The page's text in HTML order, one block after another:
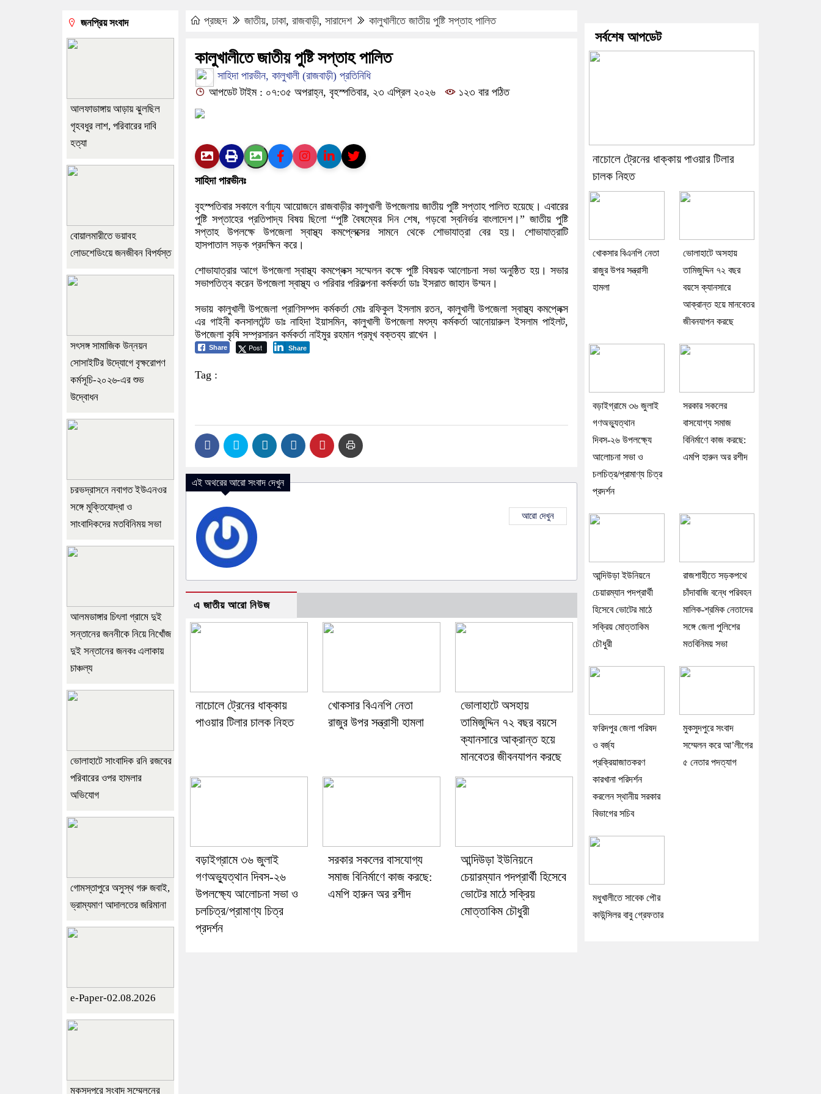
প্রচ্ছদ জাতীয়, ঢাকা, রাজবাড়ী, সারাদেশ কালুখালীতে জাতীয় পুষ্টি সপ্তাহ পালিত
কালুখালীতে জাতীয় পুষ্টি সপ্তাহ পালিত
সাহিদা পারভীন, কালুখালী (রাজবাড়ী) প্রতিনিধি
আপডেট টাইম : ০৭:৩৫ অপরাহ্ন, বৃহস্পতিবার, ২৩ এপ্রিল ২০২৬
১২৩ বার পঠিত
সাহিদা পারভীনঃ
বৃহস্পতিবার সকালে বর্ণাঢ্য আয়োজনে রাজবাড়ীর কালুখালী উপজেলায় জাতীয় পুষ্টি সপ্তাহ পালিত হয়েছে। এবারের
পুষ্টি সপ্তাহের প্রতিপাদ্য বিষয় ছিলো “পুষ্টি বৈষম্যের দিন শেষ, গড়বো স্বনির্ভর বাংলাদেশ।” জাতীয় পুষ্টি
সপ্তাহ উপলক্ষে উপজেলা স্বাস্থ্য কমপ্লেক্সের সামনে থেকে শোভাযাত্রা বের হয়। শোভাযাত্রাটি
হাসপাতাল সড়ক প্রদক্ষিন করে।
শোভাযাত্রার আগে উপজেলা স্বাস্থ্য কমপ্লেক্স সম্মেলন কক্ষে পুষ্টি বিষয়ক আলোচনা সভা অনুষ্ঠিত হয়। সভার
সভাপতিত্ব করেন উপজেলা স্বাস্থ্য ও পরিবার পরিকল্পনা কর্মকর্তা ডাঃ ইসরাত জাহান উম্মন।
সভায় কালুখালী উপজেলা প্রাণিসম্পদ কর্মকর্তা মোঃ রফিকুল ইসলাম রতন, কালুখালী উপজেলা স্বাস্থ্য কমপ্লেক্স
এর গাইনী কনসালটেন্ট ডাঃ নাহিদা ইয়াসমিন, কালুখালী উপজেলা মৎস্য কর্মকর্তা আনোয়ারুল ইসলাম পাইলট,
উপজেলা কৃষি সম্প্রসারন কর্মকর্তা নাইমুর রহমান প্রমূখ বক্তব্য রাখেন ।
Share Post Share
Tag :
এই অথরের আরো সংবাদ দেখুন
আরো দেখুন
এ জাতীয় আরো নিউজ
নাচোলে ট্রেনের ধাক্কায়
পাওয়ার টিলার চালক নিহত
খোকসার বিএনপি নেতা
রাজুর উপর সন্ত্রাসী হামলা
ভোলাহাটে অসহায়
তামিজুদ্দিন ৭২ বছর বয়সে
ক্যানসারে আক্রান্ত হয়ে
মানবেতর জীবনযাপন করছে
বড়াইগ্রামে ৩৬ জুলাই
গণঅভ্যুত্থান দিবস-২৬
উপলক্ষ্যে আলোচনা সভা ও
চলচিত্র/প্রামাণ্য চিত্র
প্রদর্শন
সরকার সকলের বাসযোগ্য
সমাজ বিনির্মাণে কাজ করছে:
এমপি হারুন অর রশীদ
আন্দিউড়া ইউনিয়নে
চেয়ারম্যান পদপ্রার্থী হিসেবে
ভোটের মাঠে সক্রিয়
মোত্তাকিম চৌধুরী
জনপ্রিয় সংবাদ
আলফাডাঙ্গায় আড়ায় ঝুলছিল
গৃহবধুর লাশ, পরিবারের দাবি
হত্যা
বোয়ালমারীতে ভয়াবহ
লোডশেডিংয়ে জনজীবন বিপর্যস্ত
সৎসঙ্গ সামাজিক উন্নয়ন
সোসাইটির উদ্যোগে বৃক্ষরোপণ
কর্মসূচি-২০২৬-এর শুভ
উদ্বোধন
চরভদ্রাসনে নবাগত ইউএনওর
সঙ্গে মুক্তিযোদ্ধা ও
সাংবাদিকদের মতবিনিময় সভা
আলমডাঙ্গার চিৎলা গ্রামে দুই
সন্তানের জননীকে নিয়ে নিখোঁজ
দুই সন্তানের জনকঃ এলাকায়
চাঞ্চল্য
ভোলাহাটে সাংবাদিক রনি রজবের
পরিবারের ওপর হামলার
অভিযোগ
গোমস্তাপুরে অসুস্থ গরু জবাই,
ভ্রাম্যমাণ আদালতের জরিমানা
e-Paper-02.08.2026
মুকসুদপুরে সংবাদ সম্মেলনের
সর্বশেষ আপডেট
নাচোলে ট্রেনের ধাক্কায় পাওয়ার টিলার
চালক নিহত
খোকসার বিএনপি নেতা
রাজুর উপর সন্ত্রাসী
হামলা
ভোলাহাটে অসহায়
তামিজুদ্দিন ৭২ বছর
বয়সে ক্যানসারে
আক্রান্ত হয়ে মানবেতর
জীবনযাপন করছে
বড়াইগ্রামে ৩৬ জুলাই
গণঅভ্যুত্থান
দিবস-২৬ উপলক্ষ্যে
আলোচনা সভা ও
চলচিত্র/প্রামাণ্য চিত্র
প্রদর্শন
সরকার সকলের
বাসযোগ্য সমাজ
বিনির্মাণে কাজ করছে:
এমপি হারুন অর রশীদ
আন্দিউড়া ইউনিয়নে
চেয়ারম্যান পদপ্রার্থী
হিসেবে ভোটের মাঠে
সক্রিয় মোত্তাকিম
চৌধুরী
রাজশাহীতে সড়কপথে
চাঁদাবাজি বন্ধে পরিবহন
মালিক-শ্রমিক নেতাদের
সঙ্গে জেলা পুলিশের
মতবিনিময় সভা
ফরিদপুর জেলা পরিষদ
ও বর্জ্য
প্রক্রিয়াজাতকরণ
কারখানা পরিদর্শন
করলেন স্থানীয় সরকার
বিভাগের সচিব
মুকসুদপুরে সংবাদ
সম্মেলন করে আ’লীগের
৫ নেতার পদত্যাগ
মধুখালীতে সাবেক পৌর
কাউন্সিলর বাবু গ্রেফতার